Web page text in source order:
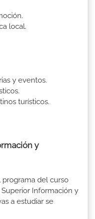
local.
y eventos.
turísticos.
y
programa del curso
Información y
a estudiar se